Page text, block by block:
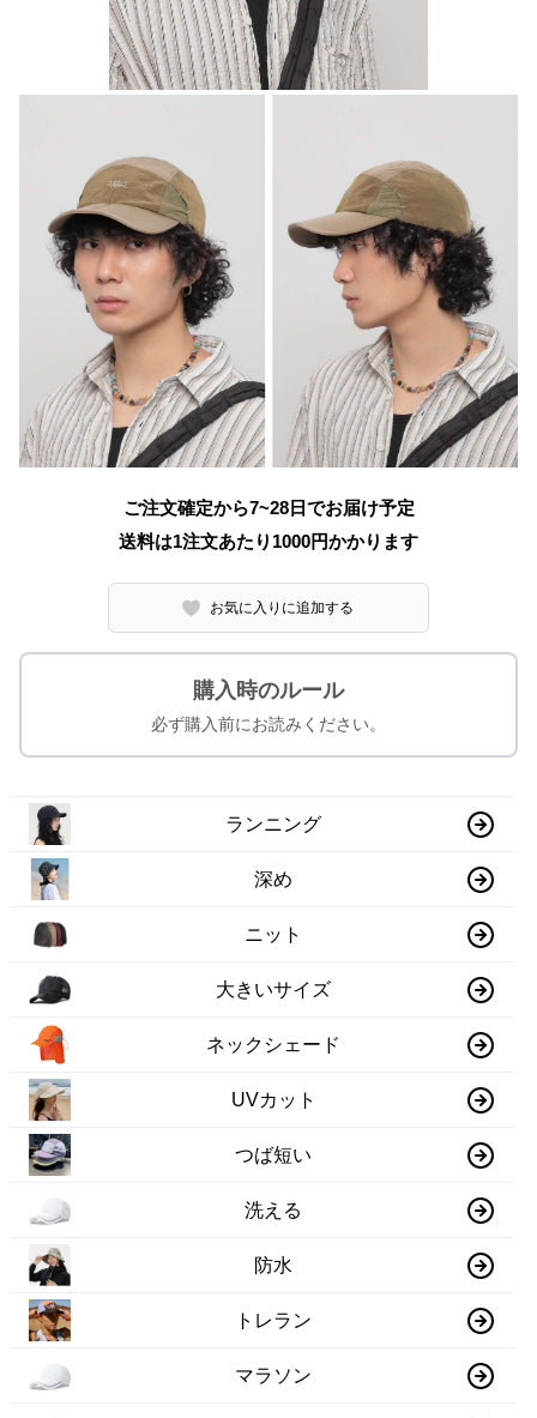
ご注文確定から7~28日でお届け予定
送料は1注文あたり 1000円かかります
お気に入りに追加する
購入時のルール
必ず購入前にお読みください。
ランニング
深め
ニット
大きいサイズ
ネックシェード
UVカット
つば短い
洗える
防水
トレラン
マラソン